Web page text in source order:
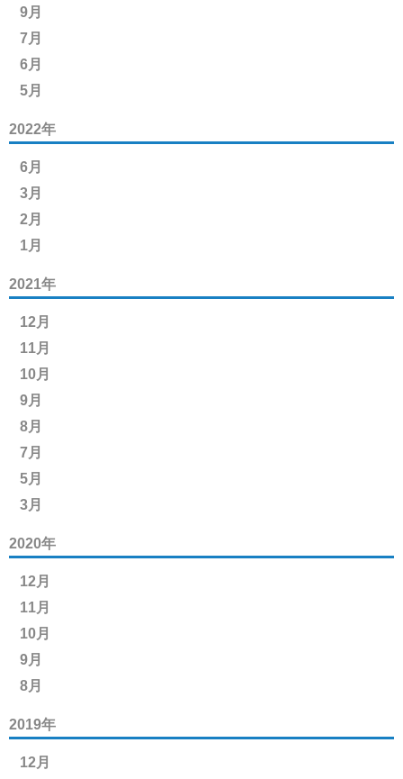
9月
7月
6月
5月
2022年
6月
3月
2月
1月
2021年
12月
11月
10月
9月
8月
7月
5月
3月
2020年
12月
11月
10月
9月
8月
2019年
12月